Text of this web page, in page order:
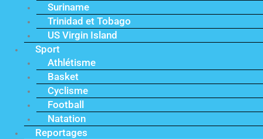
Suriname
Trinidad et Tobago
US Virgin Island
Sport
Athlétisme
Basket
Cyclisme
Football
Natation
Reportages